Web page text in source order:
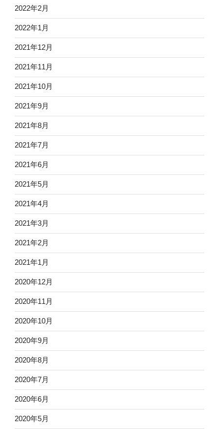
2022年2月
2022年1月
2021年12月
2021年11月
2021年10月
2021年9月
2021年8月
2021年7月
2021年6月
2021年5月
2021年4月
2021年3月
2021年2月
2021年1月
2020年12月
2020年11月
2020年10月
2020年9月
2020年8月
2020年7月
2020年6月
2020年5月